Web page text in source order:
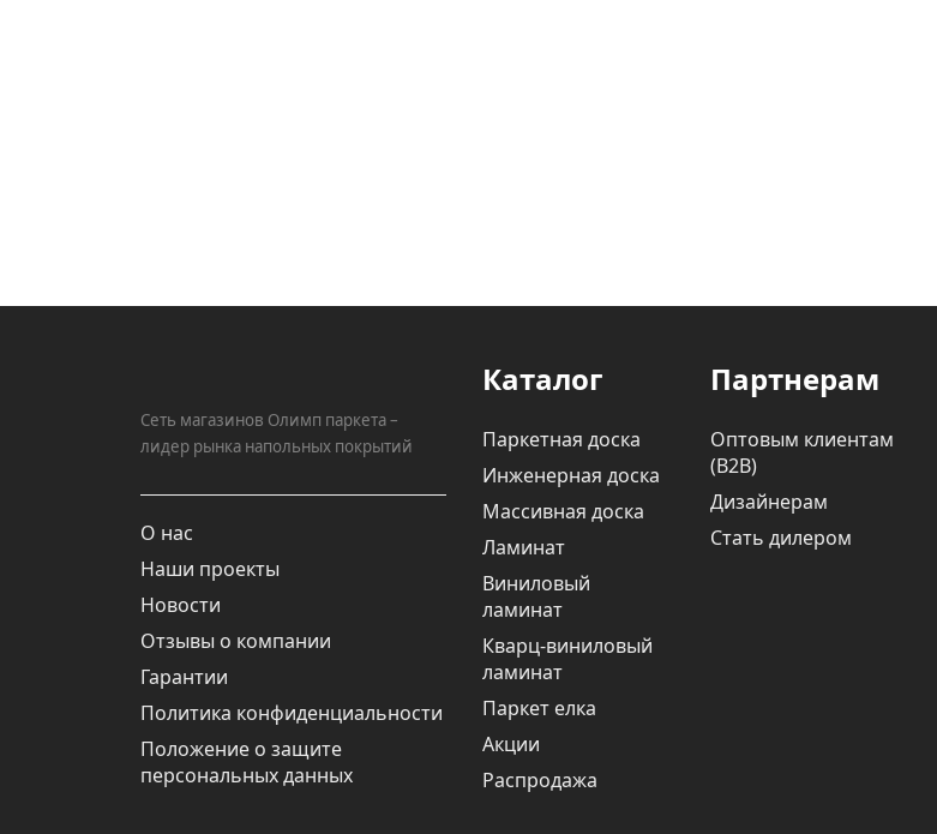
Сеть магазинов Олимп паркета –
лидер рынка напольных покрытий
О нас
Наши проекты
Новости
Отзывы о компании
Гарантии
Политика конфиденциальности
Положение о защите
персональных данных
Каталог
Паркетная доска
Инженерная доска
Массивная доска
Ламинат
Виниловый
ламинат
Кварц-виниловый
ламинат
Паркет елка
Акции
Распродажа
Партнерам
Оптовым клиентам
(В2В)
Дизайнерам
Стать дилером